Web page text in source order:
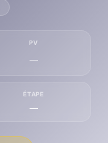
PV
—
ÉTAPE
—